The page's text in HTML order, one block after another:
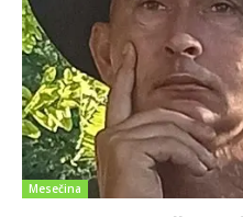
Mesečina